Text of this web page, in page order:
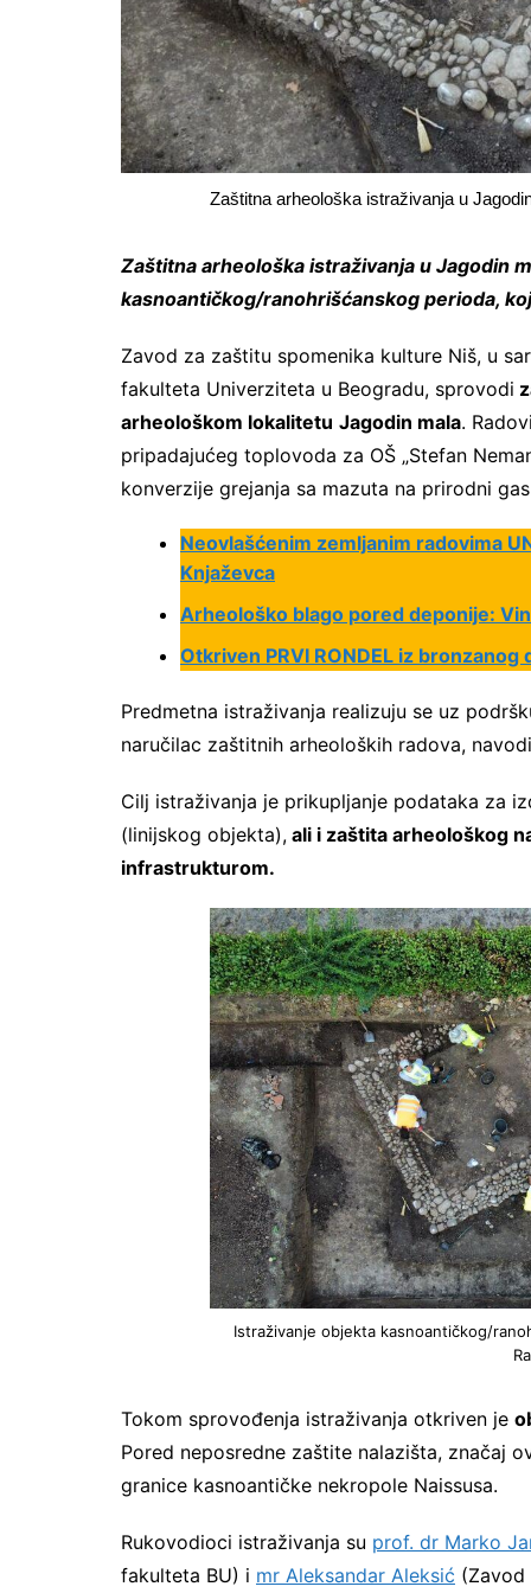
Zaštitna arheološka istraživanja u
Zaštitna arheološka istraživanja u Jagodin
kasnoantičkog/ranohrišćanskog perioda,
Zavod za zaštitu spomenika kulture Niš, u
fakulteta Univerziteta u Beogradu, sprovodi
arheološkom lokalitetu Jagodin mala.
pripadajućeg toplovoda za OŠ „Stefan
konverzije grejanja sa mazuta na prirodni
Neovlašćenim zemljanim radovima
Knjaževca
Arheološko blago pored deponije:
Otkriven PRVI RONDEL iz bronzanog
Predmetna istraživanja realizuju se uz
naručilac zaštitnih arheoloških radova,
Cilj istraživanja je prikupljanje podataka za
(linijskog objekta), ali i zaštita arheološkog
infrastrukturom.
Istraživanje objekta kasnoantičkog/
Tokom sprovođenja istraživanja otkriven je
Pored neposredne zaštite nalazišta, značaj
granice kasnoantičke nekropole Naissusa.
Rukovodioci istraživanja su prof. dr Marko
fakulteta BU) i mr Aleksandar Aleksić (Zavod